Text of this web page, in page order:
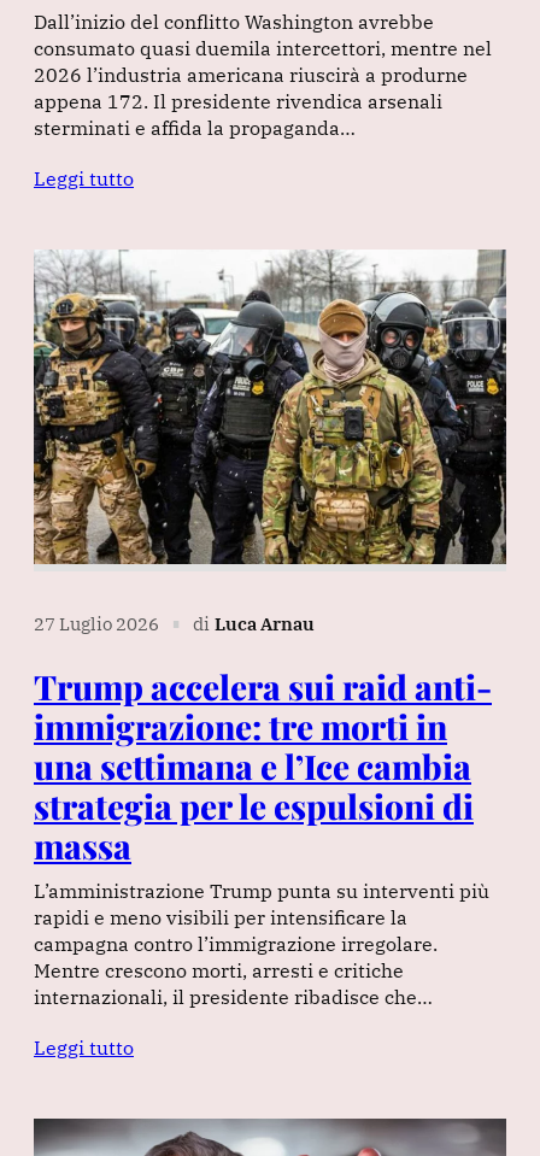
Dall’inizio del conflitto Washington avrebbe
consumato quasi duemila intercettori, mentre nel
2026 l’industria americana riuscirà a produrne
appena 172. Il presidente rivendica arsenali
sterminati e affida la propaganda…
Leggi tutto
27 Luglio 2026 ∎ di Luca Arnau
Trump accelera sui raid anti-
immigrazione: tre morti in
una settimana e l’Ice cambia
strategia per le espulsioni di
massa
L’amministrazione Trump punta su interventi più
rapidi e meno visibili per intensificare la
campagna contro l’immigrazione irregolare.
Mentre crescono morti, arresti e critiche
internazionali, il presidente ribadisce che…
Leggi tutto